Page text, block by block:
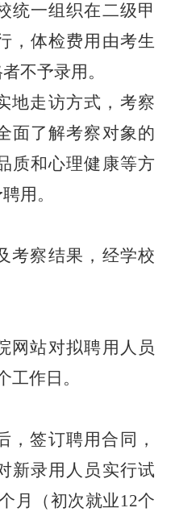
统一组织在二级甲
，体检费用由考生
不予录用。
地走访方式，考察
面了解考察对象的
质和心理健康等方
用。
考察结果， 经学校
网站对拟聘用 人员
工作日。
，签订聘用合同，
新录用人员实行试
月（初次就业12个